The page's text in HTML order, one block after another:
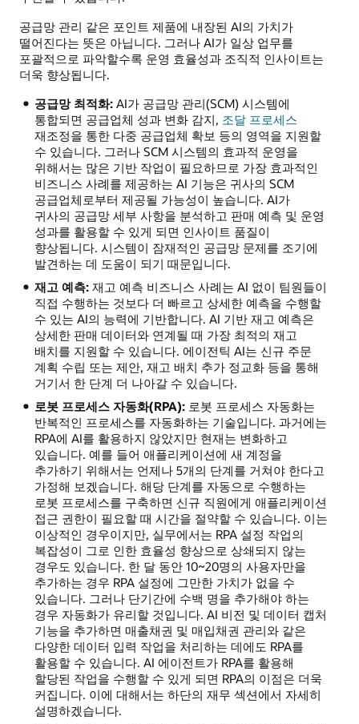
공급망 관리 같은 포인트 제품에 내장된 AI의 가치가
떨어진다는 뜻은 아닙니다. 그러나 AI가 일상 업무를
포괄적으로 파악할수록 운영 효율성과 조직적 인사이트는
더욱 향상됩니다.
공급망 최적화:AI가 공급망 관리(SCM) 시스템에
통합되면 공급업체 성과 변화 감지, 조달 프로세스
재조정을 통한 다중 공급업체 확보 등의 영역을 지원할
수 있습니다. 그러나 SCM 시스템의 효과적 운영을
위해서는 많은 기반 작업이 필요하므로 가장 효과적인
비즈니스 사례를 제공하는 AI 기능은 귀사의 SCM
공급업체로부터 제공될 가능성이 높습니다. AI가
귀사의 공급망 세부 사항을 분석하고 판매 예측 및 운영
성과를 활용할 수 있게 되면 인사이트 품질이
향상됩니다. 시스템이 잠재적인 공급망 문제를 조기에
발견하는 데 도움이 되기 때문입니다.
재고 예측:재고 예측 비즈니스 사례는 AI 없이 팀원들이
직접 수행하는 것보다 더 빠르고 상세한 예측을 수행할
수 있는 AI의 능력에 기반합니다. AI 기반 재고 예측은
상세한 판매 데이터와 연계될 때 가장 최적의 재고
배치를 지원할 수 있습니다. 에이전틱 AI는 신규 주문
계획 수립 또는 제안, 재고 배치 추가 정교화 등을 통해
거기서 한 단계 더 나아갈 수 있습니다.
로봇 프로세스 자동화(RPA):로봇 프로세스 자동화는
반복적인 프로세스를 자동화하는 기술입니다. 과거에는
RPA에 AI를 활용하지 않았지만 현재는 변화하고
있습니다. 예를 들어 애플리케이션에 새 계정을
추가하기 위해서는 언제나 5개의 단계를 거쳐야 한다고
가정해 보겠습니다. 해당 단계를 자동으로 수행하는
로봇 프로세스를 구축하면 신규 직원에게 애플리케이션
접근 권한이 필요할 때 시간을 절약할 수 있습니다. 이는
이상적인 경우이지만, 실무에서는 RPA 설정 작업의
복잡성이 그로 인한 효율성 향상으로 상쇄되지 않는
경우도 있습니다. 한 달 동안 10~20명의 사용자만을
추가하는 경우 RPA 설정에 그만한 가치가 없을 수
있습니다. 그러나 단기간에 수백 명을 추가해야 하는
경우 자동화가 유리할 것입니다. AI 비전 및 데이터 캡처
기능을 추가하면 매출채권 및 매입채권 관리와 같은
다양한 데이터 입력 작업을 처리하는 데에도 RPA를
활용할 수 있습니다. AI 에이전트가 RPA를 활용해
할당된 작업을 수행할 수 있게 되면 RPA의 이점은 더욱
커집니다. 이에 대해서는 하단의 재무 섹션에서 자세히
설명하겠습니다.